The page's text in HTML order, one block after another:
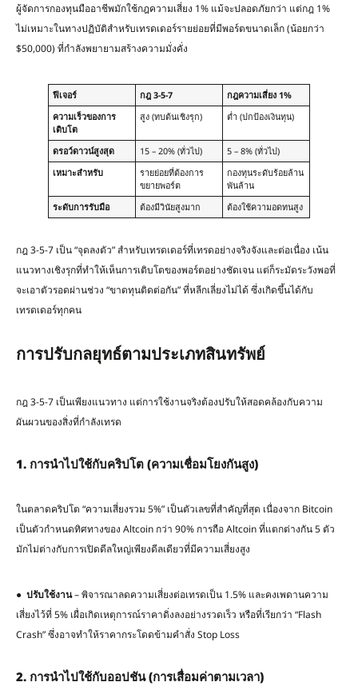
ผู้จัดการกองทุนมืออาชีพมักใช้กฎความเสี่ยง 1% แม้จะปลอดภัยกว่า แต่กฎ 1%
ไม่เหมาะในทางปฏิบัติสำหรับเทรดเดอร์รายย่อยที่มีพอร์ตขนาดเล็ก (น้อยกว่า
$50,000) ที่กำลังพยายามสร้างความมั่งคั่ง
ฟีเจอร์ กฎ 3-5-7 กฎความเสี่ยง 1%
ความเร็วของการ
เติบโต
สูง (ทบต้นเชิงรุก) ต่ำ (ปกป้องเงินทุน)
ดรอว์ดาวน์สูงสุด 15 – 20% (ทั่วไป)
5 – 8% (ทั่วไป)
เหมาะสำหรับ
รายย่อยที่ต้องการ
ขยายพอร์ต
กองทุนระดับร้อยล้าน
พันล้าน
ระดับการรับมือ
ต้องมีวินัยสูงมาก ต้องใช้ความอดทนสูง
กฎ 3-5-7 เป็น “จุดลงตัว” สำหรับเทรดเดอร์ที่เทรดอย่างจริงจังและต่อเนื่อง เน้น
แนวทางเชิงรุกที่ทำให้เห็นการเติบโตของพอร์ตอย่างชัดเจน แต่ก็ระมัดระวังพอที่
จะเอาตัวรอดผ่านช่วง “ขาดทุนติดต่อกัน” ที่หลีกเลี่ยงไม่ได้ ซึ่งเกิดขึ้นได้กับ
เทรดเดอร์ทุกคน
การปรับกลยุทธ์ตามประเภทสินทรัพย์
กฎ 3-5-7 เป็นเพียงแนวทาง แต่การใช้งานจริงต้องปรับให้สอดคล้องกับความ
ผันผวนของสิ่งที่กำลังเทรด
1. การนำไปใช้กับคริปโต (ความเชื่อมโยงกันสูง)
ในตลาดคริปโต “ความเสี่ยงรวม 5%” เป็นตัวเลขที่สำคัญที่สุด เนื่องจาก Bitcoin
เป็นตัวกำหนดทิศทางของ Altcoin กว่า 90% การถือ Altcoin ที่แตกต่างกัน 5 ตัว
มักไม่ต่างกับการเปิดดีลใหญ่เพียงดีลเดียวที่มีความเสี่ยงสูง
● ปรับใช้งาน– พิจารณาลดความเสี่ยงต่อเทรดเป็น 1.5% และคงเพดานความ
เสี่ยงไว้ที่ 5% เผื่อเกิดเหตุการณ์ราคาดิ่งลงอย่างรวดเร็ว หรือที่เรียกว่า “Flash
Crash” ซึ่งอาจทำให้ราคากระโดดข้ามคำสั่ง Stop Loss
2. การนำไปใช้กับออปชัน(การเสื่อมค่าตามเวลา)